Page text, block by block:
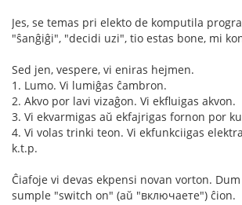
Jes, se temas pri elekto de komputila
"ŝanĝiĝi", "decidi uzi", tio estas bone, mi
Sed jen, vespere, vi eniras hejmen.
1. Lumo. Vi lumiĝas ĉambron.
2. Akvo por lavi vizaĝon. Vi ekfluigas akvon.
3. Vi ekvarmigas aŭ ekfajrigas fornon por
4. Vi volas trinki teon. Vi ekfunkciigas
k.t.p.
Ĉiafoje vi devas ekpensi novan vorton.
sumple "switch on" (aŭ "включаете") ĉion.